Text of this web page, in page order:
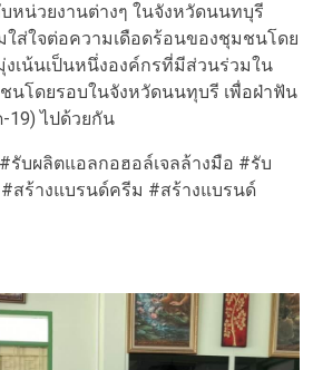
หน่วยงานต่างๆ ในจังหวัดนนทบุรี
ใส่ใจต่อความเดือดร้อนของชุมชนโดย
เน้นเป็นหนึ่งองค์กรที่มีส่วนร่วมใน
นโดยรอบในจังหวัดนนทุบรี เพื่อฝ่าฟัน
19) ไปด้วยกัน
#รับผลิตแอลกอฮอล์เจลล้างมือ #รับ
#สร้างแบรนด์ครีม #สร้างแบรนด์